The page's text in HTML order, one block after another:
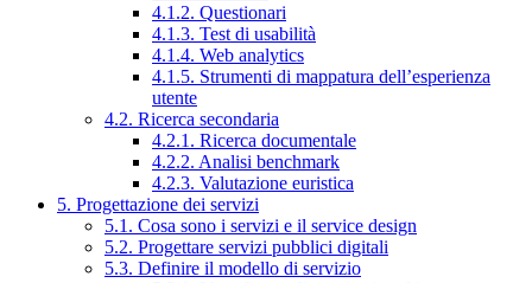
4.1.2. Questionari
4.1.3. Test di usabilità
4.1.4. Web analytics
4.1.5. Strumenti di mappatura dell’esperienza
utente
4.2. Ricerca secondaria
4.2.1. Ricerca documentale
4.2.2. Analisi benchmark
4.2.3. Valutazione euristica
5. Progettazione dei servizi
5.1. Cosa sono i servizi e il service design
5.2. Progettare servizi pubblici digitali
5.3. Definire il modello di servizio